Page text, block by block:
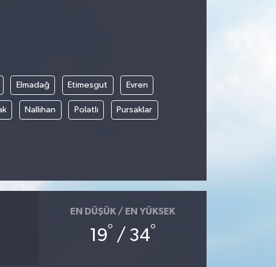
Elmadağ Etimesgut Evren
Nallıhan Polatlı Pursaklar
EN DÜŞÜK / EN YÜKSEK
19° / 34°